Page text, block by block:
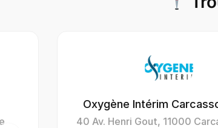
Oxygène Intérim Carcassonne
40 Av. Henri Gout, 11000 Carcassonne,